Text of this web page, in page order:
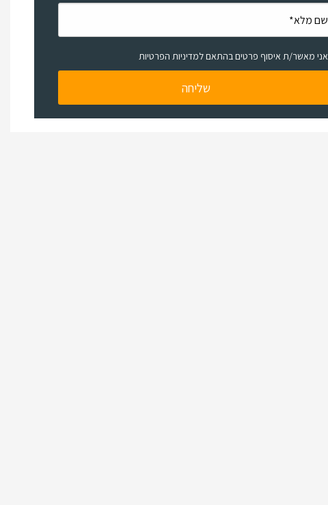
אני מאשר/ת איסוף פרטים בהתאם למדיניות הפרטיות